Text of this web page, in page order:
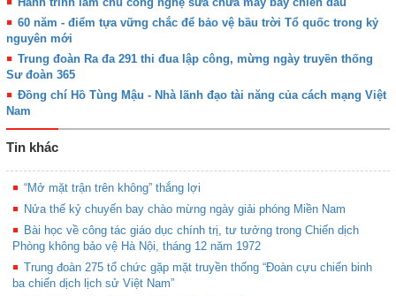
60 năm - điểm tựa vững chắc để bảo vệ bầu trời Tổ quốc trong kỷ
nguyên mới
Trung đoàn Ra đa 291 thi đua lập công, mừng ngày truyền thống
Sư đoàn 365
Đồng chí Hồ Tùng Mậu - Nhà lãnh đạo tài năng của cách mạng Việt
Nam
Tin khác
“Mở mặt trận trên không” thắng lợi
Nửa thế kỷ chuyến bay chào mừng ngày giải phóng Miền Nam
Bài học về công tác giáo dục chính trị, tư tưởng trong Chiến dịch
Phòng không bảo vệ Hà Nội, tháng 12 năm 1972
Trung đoàn 275 tổ chức gặp mặt truyền thống “Đoàn cựu chiến binh
ba chiến dịch lịch sử Việt Nam”